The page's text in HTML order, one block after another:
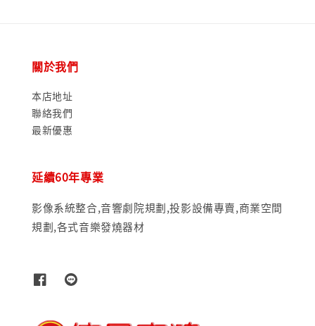
關於我們
本店地址
聯絡我們
最新優惠
延續60年專業
影像系統整合,音響劇院規劃,投影設備專賣,商業空間
規劃,各式音樂發燒器材